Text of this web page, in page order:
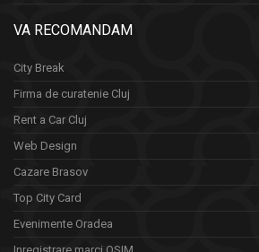
VA RECOMANDAM
City Break
Firma de curatenie Cluj
Rent a Car Cluj
Web Design
Cazare Brasov
Top City Card
Evenimente Oradea